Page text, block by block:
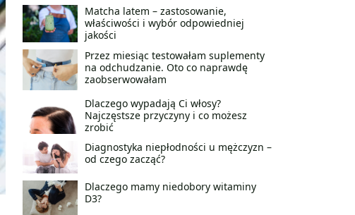
Matcha latem – zastosowanie,
właściwości i wybór odpowiedniej
jakości
Przez miesiąc testowałam suplementy
na odchudzanie. Oto co naprawdę
zaobserwowałam
Dlaczego wypadają Ci włosy?
Najczęstsze przyczyny i co możesz
zrobić
Diagnostyka niepłodności u mężczyzn –
od czego zacząć?
Dlaczego mamy niedobory witaminy
D3?